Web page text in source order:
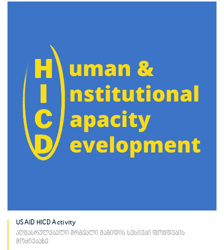
USAID HICD Activity
აღმასრულებელი მრგვალი მაგიდის სესიები ფონდების
მოძიებაზე